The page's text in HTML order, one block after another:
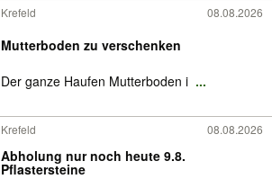
Krefeld 08.08.2026
Mutterboden zu verschenken
Der ganze Haufen Mutterboden i ...
Krefeld 08.08.2026
Abholung nur noch heute 9.8.
Pflastersteine